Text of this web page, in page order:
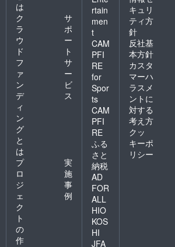
は
ク
ラ
ウ
ド
フ
ァ
ン
デ
ィ
ン
グ
と
は
サ
ポ
ー
ト
サ
ー
ビ
ス
プ
ロ
ジ
ェ
ク
ト
の
作
実
施
事
例
rtain
men
t
CAM
PFI
RE
for
Spor
ts
CAM
PFI
RE
ふる
さと
納税
AD
FOR
ALL
HIO
KOS
HI
JFA
キュリ
ティ方
針
反社基
本方針
カスタ
マーハ
ラスメ
ントに
対する
考え方
クッ
キーポ
リシー